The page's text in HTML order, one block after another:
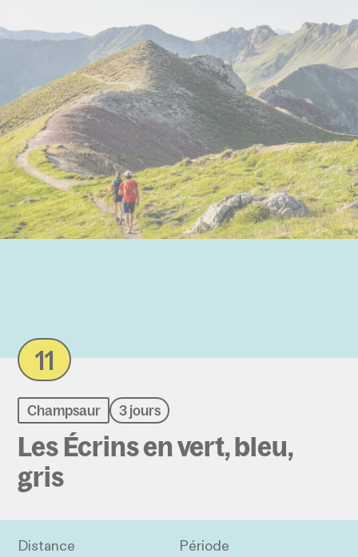
11
Champsaur 3 jours
Les Écrins en vert, bleu,
gris
Distance
Période